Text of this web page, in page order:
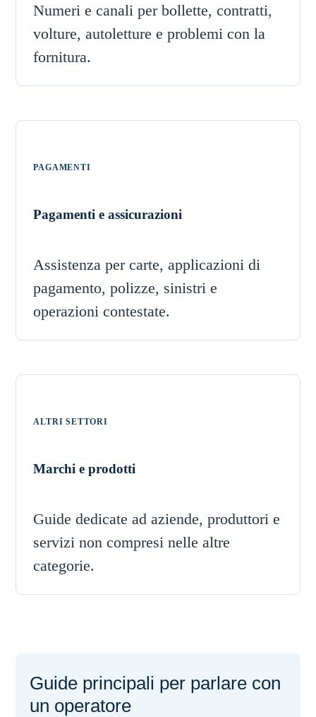
Numeri e canali per bollette, contratti,
volture, autoletture e problemi con la
fornitura.
PAGAMENTI
Pagamenti e assicurazioni
Assistenza per carte, applicazioni di
pagamento, polizze, sinistri e
operazioni contestate.
ALTRI SETTORI
Marchi e prodotti
Guide dedicate ad aziende, produttori e
servizi non compresi nelle altre
categorie.
Guide principali per parlare con
un operatore